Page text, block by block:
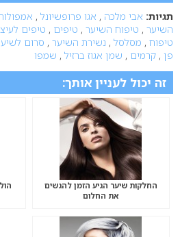
תגיות: אבי מלכה , אגו פרופשיונל ,
השיער , טיפוח השיער , טיפים , טיפים
טיפוח , מסלסל , נשירת השיער , סרום
פן , קרמים , שמן אגוז ברזיל , שמפו
זה יכול לעניין אותך:
החלקות שיער הגיע הזמן להגשים
את החלום